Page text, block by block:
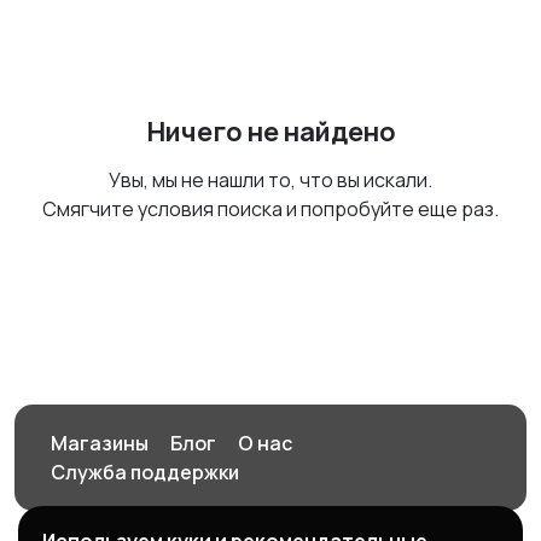
Ничего не найдено
Увы, мы не нашли то, что вы искали.
Смягчите условия поиска и попробуйте еще раз.
Магазины Блог
О нас
Служба поддержки